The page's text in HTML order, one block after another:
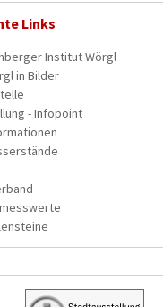
Links
Institut Wörgl
in Bilder
- Infopoint